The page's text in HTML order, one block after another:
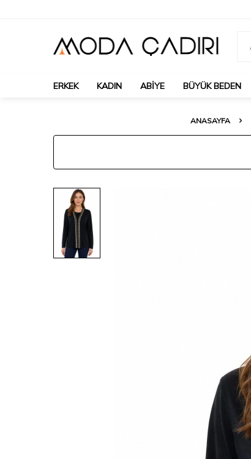
ERKEK KADIN ABIYE BÜYÜK BEDEN
ANASAYFA